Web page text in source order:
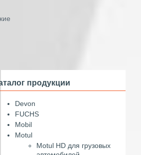
продукции
Devon
FUCHS
Mobil
Motul
Motul HD для грузовых